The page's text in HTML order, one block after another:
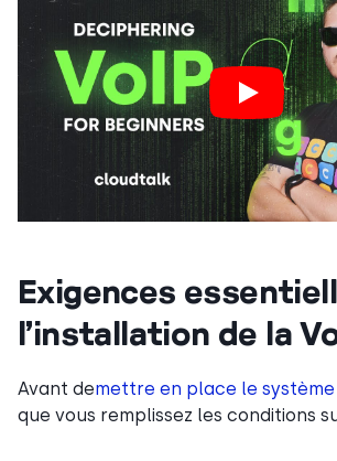
Exigences
l’installation de la
Avant demettre en place le système
que vous remplissez les conditions